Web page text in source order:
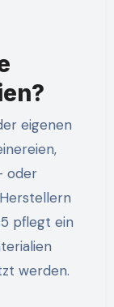
eigenen
oder
pflegt ein
werden.